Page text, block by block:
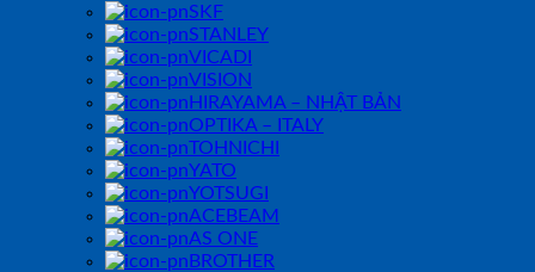
SKF
STANLEY
VICADI
VISION
HIRAYAMA – NHẬT BẢN
OPTIKA – ITALY
TOHNICHI
YATO
YOTSUGI
ACEBEAM
AS ONE
BROTHER